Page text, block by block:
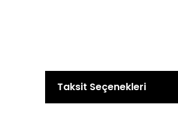
Taksit Seçenekleri